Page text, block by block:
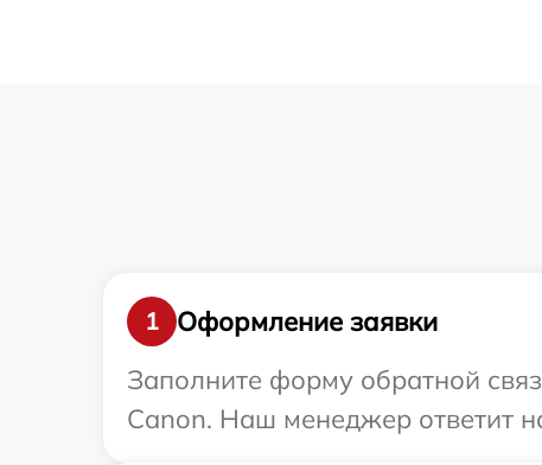
1
Оформление заявки
Заполните форму обратной
Canon. Наш менеджер ответит